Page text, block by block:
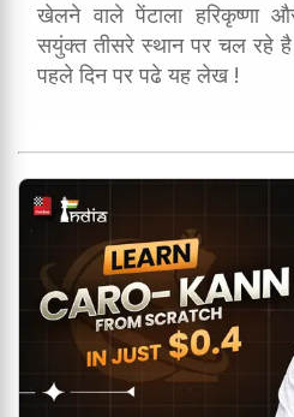
खेलने वाले पेंटाला हरिकृष्णा
सयुंक्त तीसरे स्थान पर चल रहे है
पहले दिन पर पढे यह लेख !